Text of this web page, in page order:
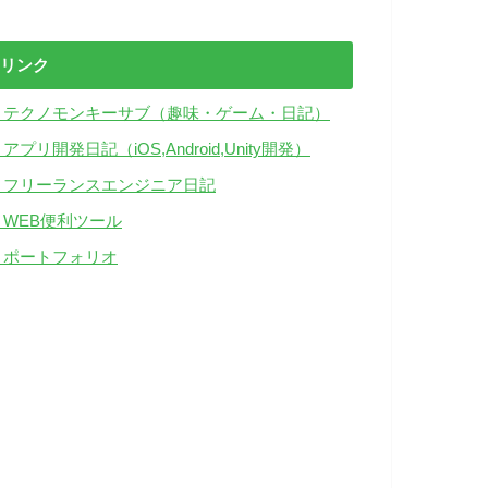
リンク
テクノモンキーサブ（趣味・ゲーム・日記）
プリ開発日記（iOS,Android,Unity開発）
フリーランスエンジニア日記
WEB便利ツール
ポートフォリオ